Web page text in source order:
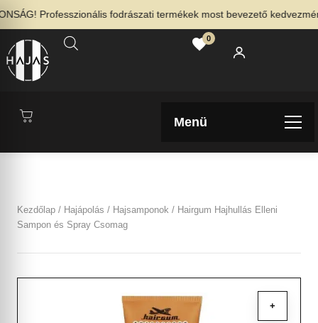
Professzionális fodrászati termékek most bevezető
0
Menü
Kezdőlap / Hajápolás / Hajsamponok / Hairgum Hajhullás Elleni
Sampon és Spray Csomag
+